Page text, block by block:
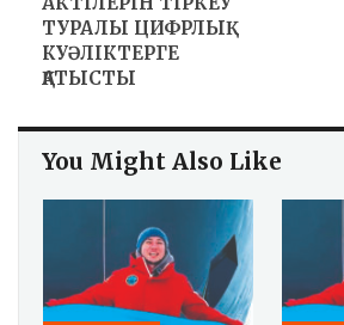
ТУРАЛЫ ЦИФРЛЫҚ
КУӘЛІКТЕРГЕ
ҚАТЫСТЫ
You Might Also Like